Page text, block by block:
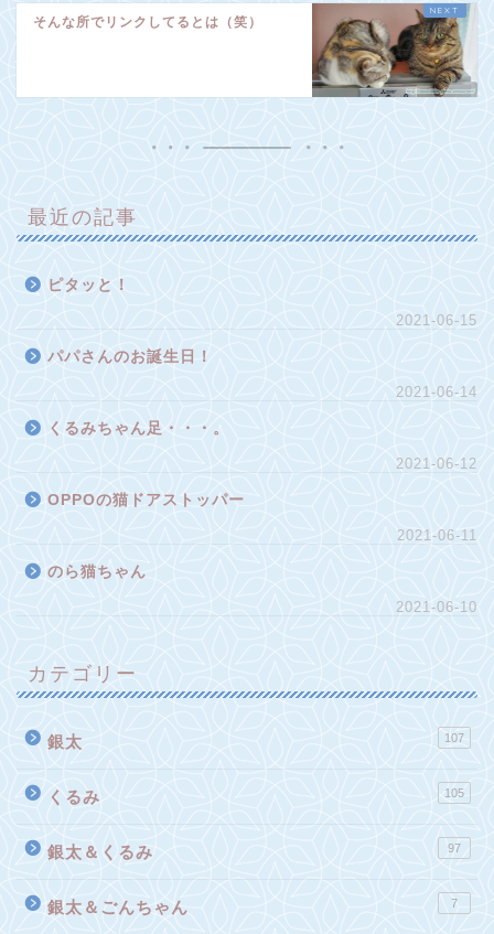
そんな所でリンクしてるとは（笑）
最近の記事
ピタッと！
2021-06-15
パパさんのお誕生日！
2021-06-14
くるみちゃん足・・・。
2021-06-12
OPPOの猫ドアストッパー
2021-06-11
のら猫ちゃん
2021-06-10
カテゴリー
銀太 107
くるみ 105
銀太＆くるみ 97
銀太＆ごんちゃん 7